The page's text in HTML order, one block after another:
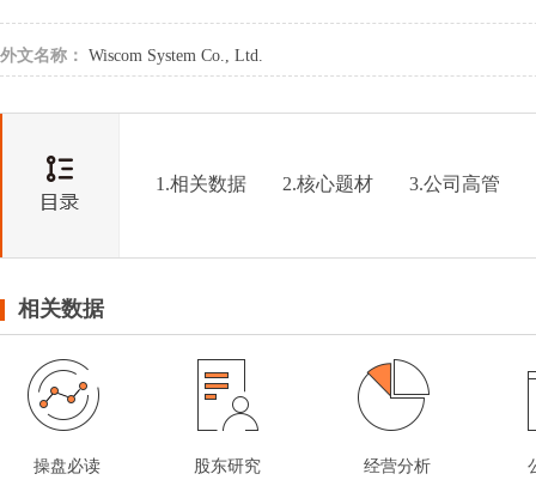
外文名称： Wiscom System Co., Ltd.
1.相关数据 2.核心题材 3.公司高管
相关数据
操盘必读 股东研究 经营分析